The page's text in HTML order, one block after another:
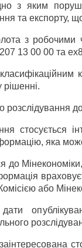
з яким
та експорту,
з
13 00 00 та
рішенні.
розслідування
стосується
яка
до
або